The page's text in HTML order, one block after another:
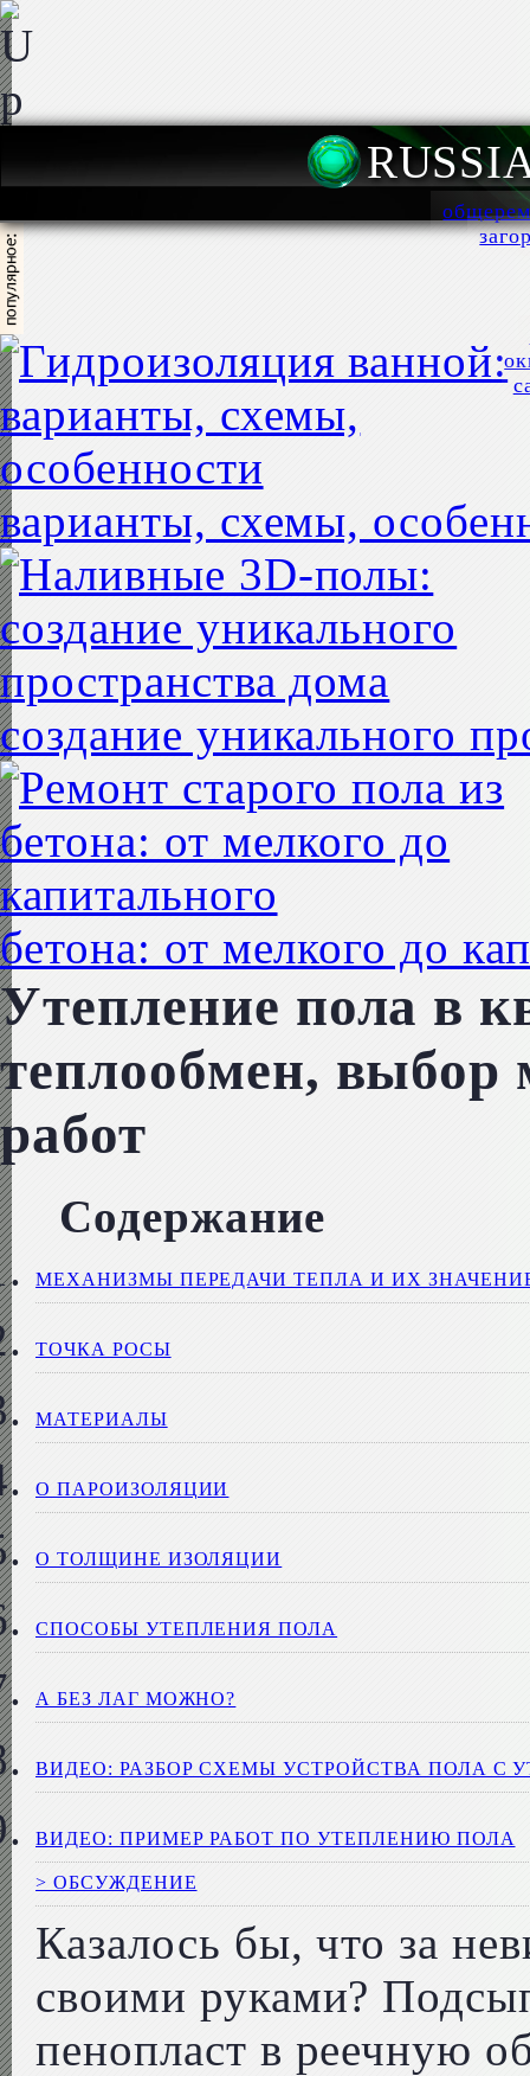
варианты, схемы,
создание уникального
бетона: от мелкого до
Утепление пола в
теплообмен, выбор
работ
Содержание
МЕХАНИЗМЫ ПЕРЕДАЧИ ТЕПЛА И ИХ
ТОЧКА РОСЫ
МАТЕРИАЛЫ
О ПАРОИЗОЛЯЦИИ
О ТОЛЩИНЕ ИЗОЛЯЦИИ
СПОСОБЫ УТЕПЛЕНИЯ ПОЛА
А БЕЗ ЛАГ МОЖНО?
ВИДЕО: РАЗБОР СХЕМЫ УСТРОЙСТВА ПОЛА С
ВИДЕО: ПРИМЕР РАБОТ ПО УТЕПЛЕНИЮ ПОЛА
> ОБСУЖДЕНИЕ
Казалось бы, что за
своими руками?
пенопласт в реечную